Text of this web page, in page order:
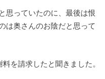
思っていたのに、最後は恨
は奥さんのお陰だと思って
を請求したと聞きました。